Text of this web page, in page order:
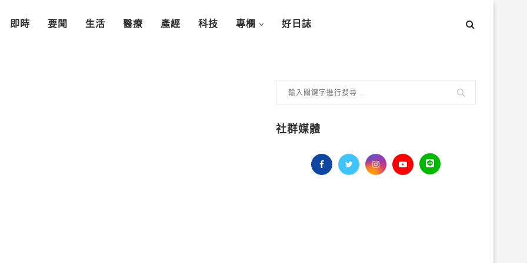
即時 要聞 生活 醫療 產經 科技 專欄 好日誌
社群媒體